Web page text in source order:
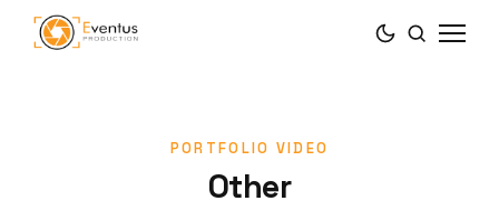
PORTFOLIO VIDEO
Other